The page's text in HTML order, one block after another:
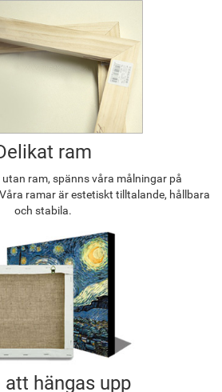
ram
ram, spänns våra målningar på
ramar är estetiskt tilltalande, hållbara
och stabila.
att hängas upp